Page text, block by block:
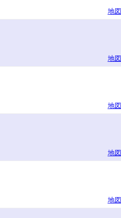
地図
地図
地図
地図
地図